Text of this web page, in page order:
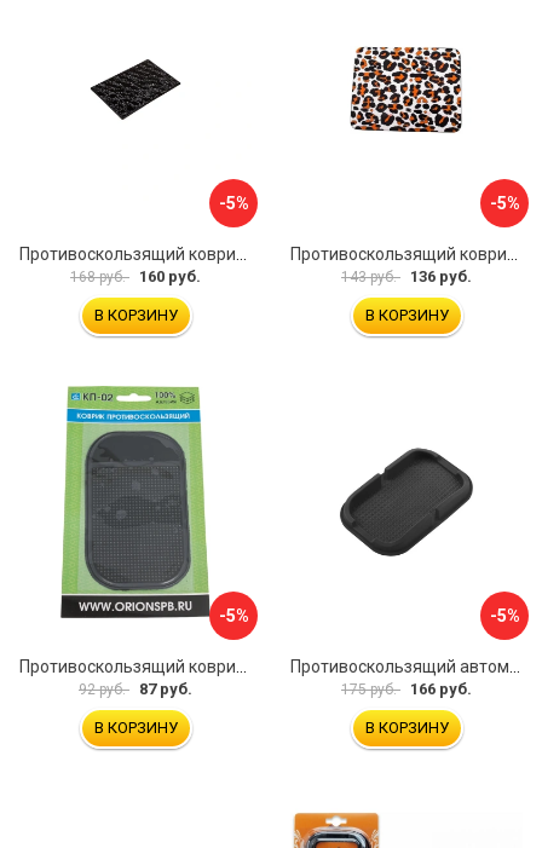
-5%
168 руб. 160 руб.
В КОРЗИНУ
-5%
143 руб. 136 руб.
В КОРЗИНУ
-5%
92 руб. 87 руб.
В КОРЗИНУ
-5%
175 руб. 166 руб.
В КОРЗИНУ